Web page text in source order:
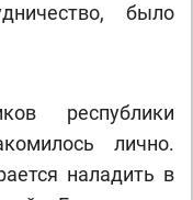
было
республики
лично.
наладить в